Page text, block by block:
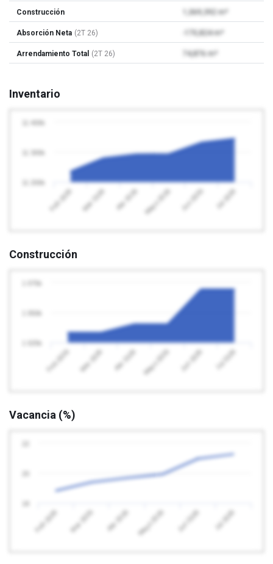
Construcción
Absorción Neta (2T 26)
Arrendamiento Total (2T 26)
Inventario
Feb 2026 Mar 2026 Abr 2026 Mayo 2026 Jun 2026 Jul 2026
Construcción
Feb 2026 Mar 2026 Abr 2026 Mayo 2026 Jun 2026 Jul 2026
Vacancia (%)
Feb 2026 Mar 2026 Abr 2026 Mayo 2026 Jun 2026 Jul 2026